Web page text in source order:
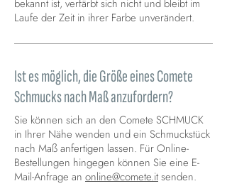
bekannt ist, verfärbt sich nicht und bleibt im
Laufe der Zeit in ihrer Farbe unverändert.
Ist es möglich, die Größe eines Comete
Schmucks nach Maß anzufordern?
Sie können sich an den Comete SCHMUCK
in Ihrer Nähe wenden und ein Schmuckstück
nach Maß anfertigen lassen. Für Online-
Bestellungen hingegen können Sie eine E-
Mail-Anfrage an online@comete.itsenden.